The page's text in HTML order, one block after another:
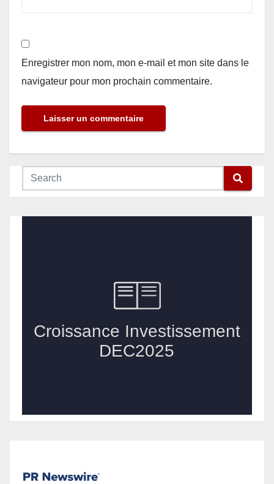
Enregistrer mon nom, mon e-mail et mon site dans le
navigateur pour mon prochain commentaire.